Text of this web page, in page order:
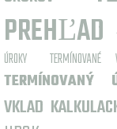
PREHĽAD
ÚROKY
TERMÍNOVANÝ
VKLAD